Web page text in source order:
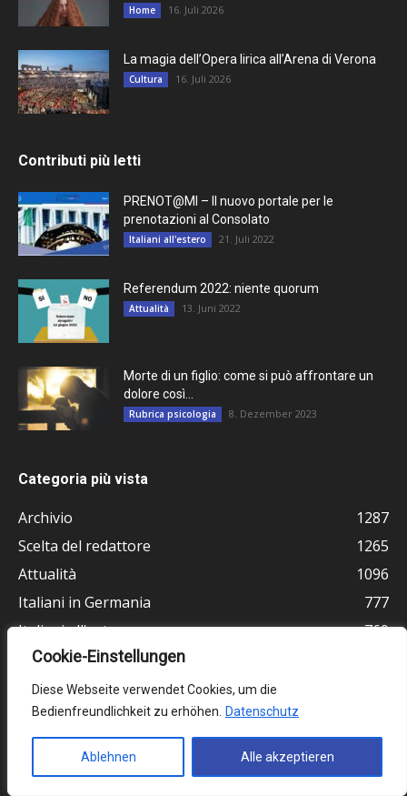
Cookie-Einstellungen
Diese Webseite verwendet Cookies, um die
Bedienfreundlichkeit zu erhöhen.
Datenschutz
Ablehnen Alle akzeptieren
Home 16. Juli 2026
La magia dell’Opera lirica all’Arena di Verona
Cultura 16. Juli 2026
Contributi più letti
PRENOT@MI – Il nuovo portale per le
prenotazioni al Consolato
Italiani all'estero 21. Juli 2022
Referendum 2022: niente quorum
Attualità 13. Juni 2022
Morte di un figlio: come si può affrontare un
dolore così...
Rubrica psicologia 8. Dezember 2023
Categoria più vista
Archivio
1287
Scelta del redattore
1265
Attualità
1096
Italiani in Germania
777
Italiani all'estero
769
Cultura
Germania
Vita e religione
Ultimissime
378